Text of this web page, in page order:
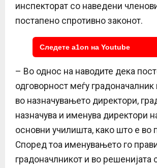
инспекторат со наведени
постапено спротивно законот.
Следете a1on на Youtube
– Во однос на наводите дека
одговорност меѓу
во назначувањето директори,
назначува и именува директори
основни училишта, како што е во
Според тоа именувањето го
градоначлникот и во решенијата